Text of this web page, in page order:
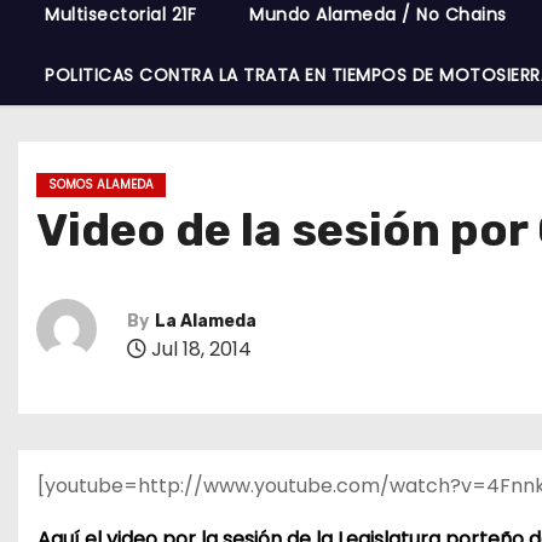
Multisectorial 21F Mundo Alameda / No Chains
POLITICAS CONTRA LA TRATA EN TIEMPOS DE
SOMOS ALAMEDA
Video de la sesión
By La Alameda
Jul 18, 2014
[youtube=http://www.youtube.com/